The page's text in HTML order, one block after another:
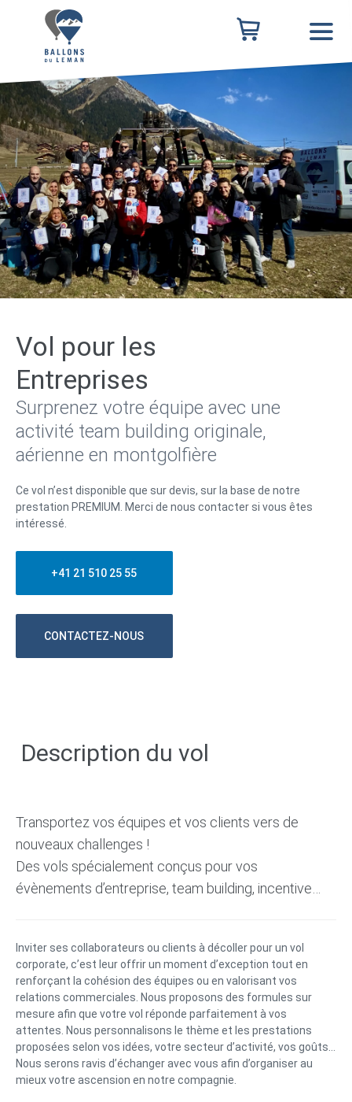
Vol pour les
Entreprises
Surprenez votre équipe avec une
activité team building originale,
aérienne en montgolfière
Description du vol
Transportez vos équipes et vos clients vers de
nouveaux challenges !
Des vols spécialement conçus pour vos
évènements d’entreprise, team building, incentive…
Inviter ses collaborateurs ou clients à décoller pour un vol
corporate, c’est leur offrir un moment d’exception tout en
renforçant la cohésion des équipes ou en valorisant vos
relations commerciales. Nous proposons des formules sur
mesure afin que votre vol réponde parfaitement à vos
attentes. Nous personnalisons le thème et les prestations
proposées selon vos idées, votre secteur d’activité, vos goûts…
Nous serons ravis d’échanger avec vous afin d’organiser au
mieux votre ascension en notre compagnie.
Ce vol n’est disponible que sur devis, sur la base de notre
prestation PREMIUM. Merci de nous contacter si vous êtes
intéressé.
+41 21 510 25 55
CONTACTEZ-NOUS